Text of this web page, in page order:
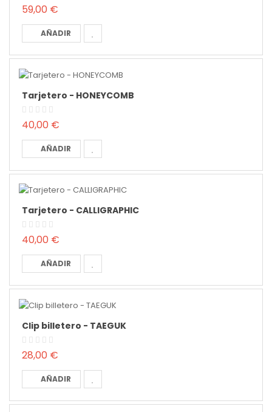
59,00 €
AÑADIR
Tarjetero - HONEYCOMB
40,00 €
AÑADIR
Tarjetero - CALLIGRAPHIC
40,00 €
AÑADIR
Clip billetero - TAEGUK
28,00 €
AÑADIR